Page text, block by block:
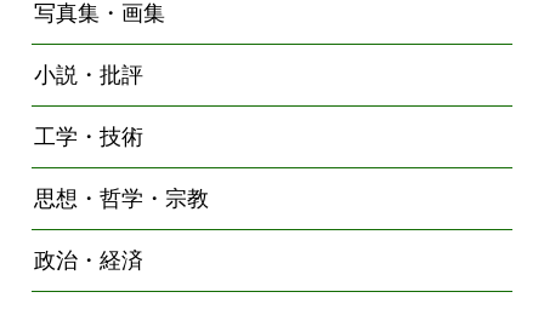
写真集・画集
小説・批評
工学・技術
思想・哲学・宗教
政治・経済